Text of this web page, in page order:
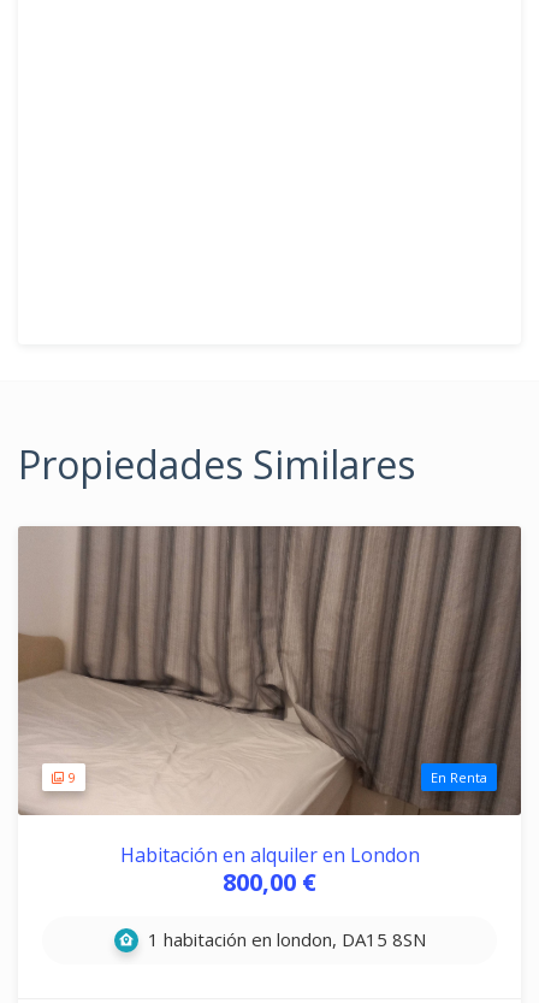
Propiedades Similares
9 En Renta
Habitación en alquiler en London
800,00 €
1 habitación en london, DA15 8SN